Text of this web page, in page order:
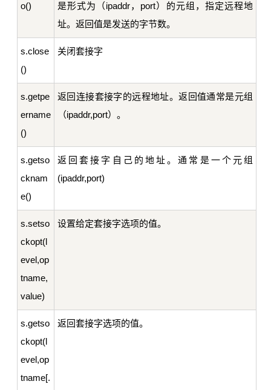
o()
是形式为（ipaddr，port）的元组，指定远程地
址。返回值是发送的字节数。
s.close
()
关闭套接字
s.getpe
ername
()
返回连接套接字的远程地址。返回值通常是元组
（ipaddr,port）。
s.getso
cknam
e()
返回套接字自己的地址。通常是一个元组
(ipaddr,port)
s.setso
ckopt(l
evel,op
tname,
value)
设置给定套接字选项的值。
s.getso
ckopt(l
evel,op
tname[.
返回套接字选项的值。